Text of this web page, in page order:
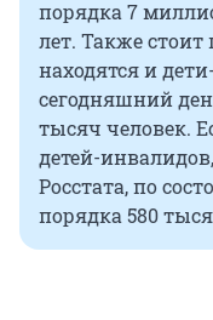
порядка 7
лет. Также
находятся и
сегодняшний
тысяч человек.
детей-
Росстата, по
порядка 580